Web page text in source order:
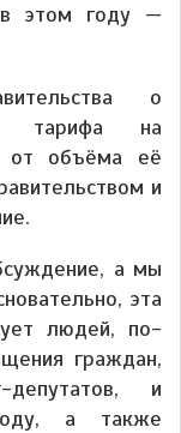
этом году —
о
тарифа на
от объёма её
и
а мы
эта
людей, по-
граждан,
и
а также